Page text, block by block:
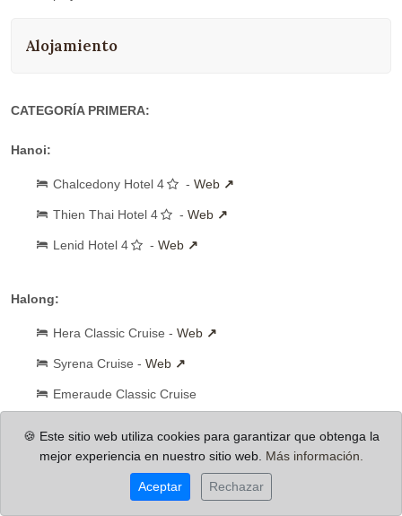
Alojamiento
CATEGORÍA PRIMERA:
Hanoi:
Chalcedony Hotel 4 - Web
Thien Thai Hotel 4 - Web
Lenid Hotel 4 - Web
Halong:
Hera Classic Cruise - Web
Syrena Cruise - Web
Emeraude Classic Cruise
Royal Riverside 4 -Web
🍪 Este sitio web utiliza cookies para garantizar que obtenga la
mejor experiencia en nuestro sitio web. Más información.
Aceptar Rechazar